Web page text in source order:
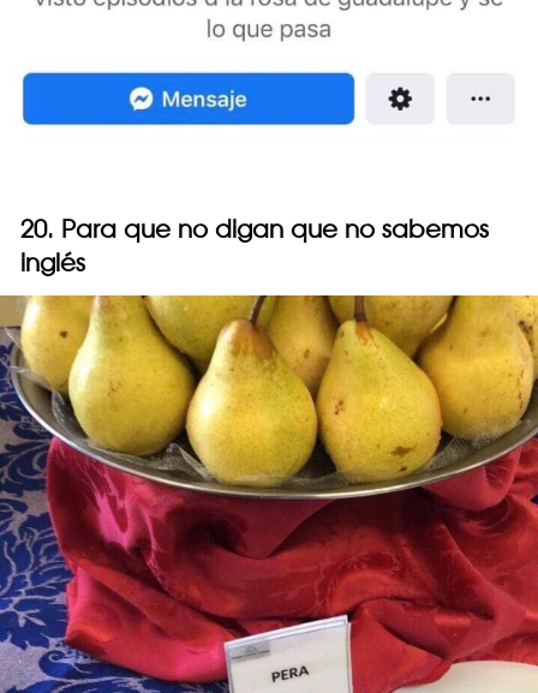
20. Para que no digan que no sabemos
inglés